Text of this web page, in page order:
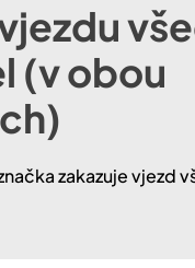
(v obou
zakazuje vjezd